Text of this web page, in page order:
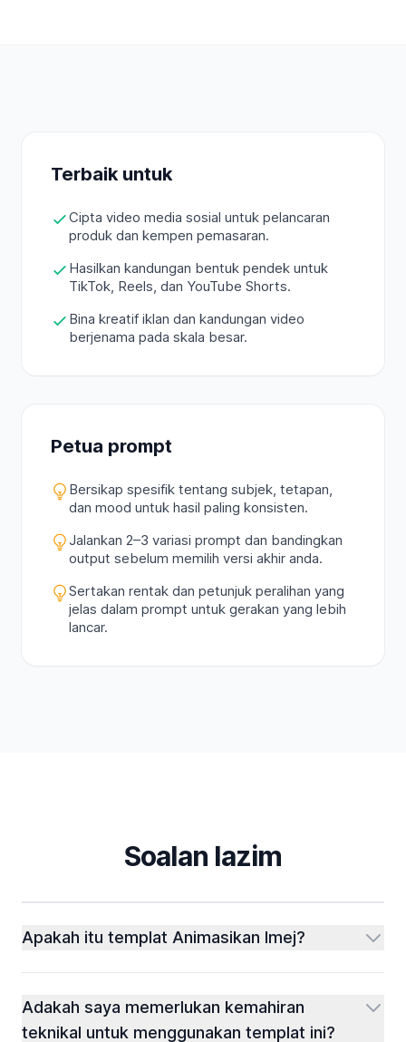
Terbaik untuk
Cipta video media sosial untuk pelancaran
produk dan kempen pemasaran.
Hasilkan kandungan bentuk pendek untuk
TikTok, Reels, dan YouTube Shorts.
Bina kreatif iklan dan kandungan video
berjenama pada skala besar.
Petua prompt
Bersikap spesifik tentang subjek, tetapan,
dan mood untuk hasil paling konsisten.
Jalankan 2–3 variasi prompt dan bandingkan
output sebelum memilih versi akhir anda.
Sertakan rentak dan petunjuk peralihan yang
jelas dalam prompt untuk gerakan yang lebih
lancar.
Soalan lazim
Apakah itu templat Animasikan Imej?
Adakah saya memerlukan kemahiran
teknikal untuk menggunakan templat ini?